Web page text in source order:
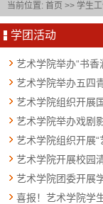
当前位置: 首页 >> 学生
学团活动
艺术学院举办五四
艺术学院举办戏剧
艺术学院组织开展“
艺术学院开展校园
艺术学院团委开展